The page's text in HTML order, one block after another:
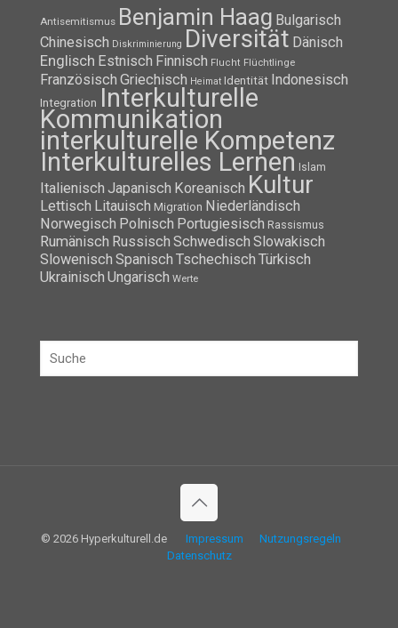
Antisemitismus Benjamin Haag Bulgarisch
Chinesisch Diskriminierung Diversität Dänisch
Englisch Estnisch Finnisch Flucht Flüchtlinge
Französisch Griechisch Heimat Identität Indonesisch
Integration Interkulturelle
Kommunikation
interkulturelle Kompetenz
Interkulturelles Lernen Islam
Italienisch Japanisch Koreanisch Kultur
Lettisch Litauisch Migration Niederländisch
Norwegisch Polnisch Portugiesisch Rassismus
Rumänisch Russisch Schwedisch Slowakisch
Slowenisch Spanisch Tschechisch Türkisch
Ukrainisch Ungarisch Werte
© 2026 Hyperkulturell.de Impressum
Nutzungsregeln
Datenschutz